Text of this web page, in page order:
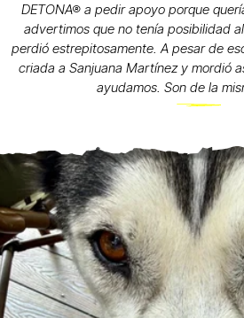
DETONA® a pedir apoyo porque
advertimos que no tenía posibilidad
perdió estrepitosamente. A pesar de
criada a Sanjuana Martínez y mordió
ayudamos. Son de la